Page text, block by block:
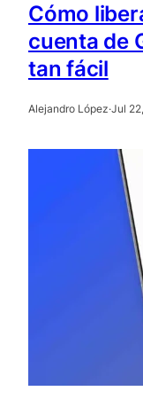
Cómo
cuenta de
tan fácil
Alejandro López·Jul